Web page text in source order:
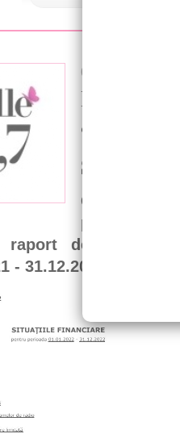
01 Iunie 2023
Raport
SRL
CE
postul de
raport de situațiile
- 31.12.2021